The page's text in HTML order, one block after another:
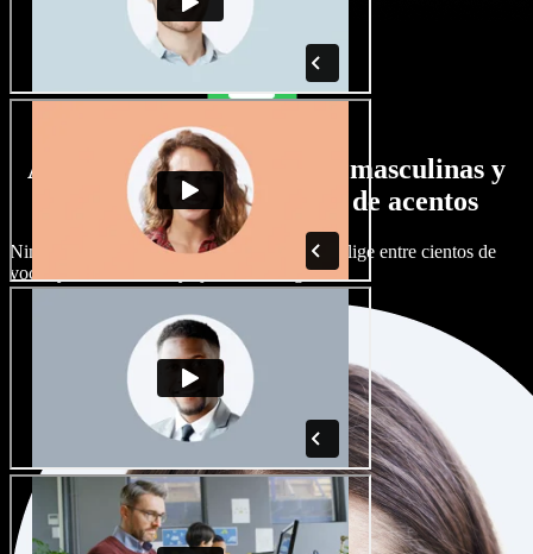
Amplia selección de voces masculinas y
femeninas con todo tipo de acentos
Ningún proyecto tiene por qué sonar igual. Elige entre cientos de
voces y acentos de IA y ajústalos a tu gusto.